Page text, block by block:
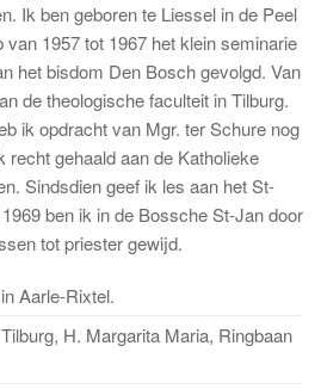
Ik ben geboren te Liessel in de Peel
1957 tot 1967 het klein seminarie
het bisdom Den Bosch gevolgd. Van
de theologische faculteit in Tilburg.
ik opdracht van Mgr. ter Schure nog
recht gehaald aan de Katholieke
Sindsdien geef ik les aan het St-
ben ik in de Bossche St-Jan door
tot priester gewijd.
Aarle-Rixtel.
H. Margarita Maria, Ringbaan